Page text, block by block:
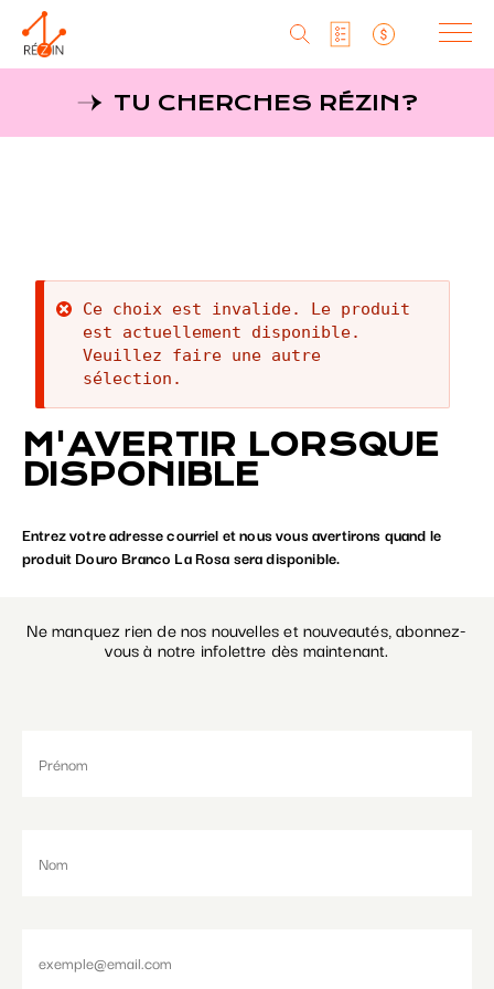
Produits
Producteurs
MagaZin
Contact
RéZin
530, rue St-Zotique Est
Montréal, Qc, H2S 1M3
info@rezin.com
Paramétrer les cookies
TU CHERCHES RÉZIN?
Message
d'erreur
Ce choix est invalide. Le produit
est actuellement disponible.
Veuillez faire une autre
sélection.
M'AVERTIR LORSQUE
DISPONIBLE
Entrez votre adresse courriel et nous vous avertirons quand le
produit Douro Branco La Rosa sera disponible.
Ne manquez rien de nos nouvelles et nouveautés, abonnez-
vous à notre infolettre dès maintenant.